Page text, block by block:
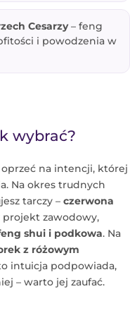
Cesarzy– feng
i powodzenia w
wybrać?
na intencji, której
Na okres trudnych
tarczy – czerwona
projekt zawodowy,
shui i podkowa. Na
z różowym
intuicja podpowiada,
– warto jej zaufać.